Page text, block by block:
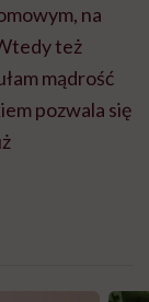
na
też
mądrość
pozwala się